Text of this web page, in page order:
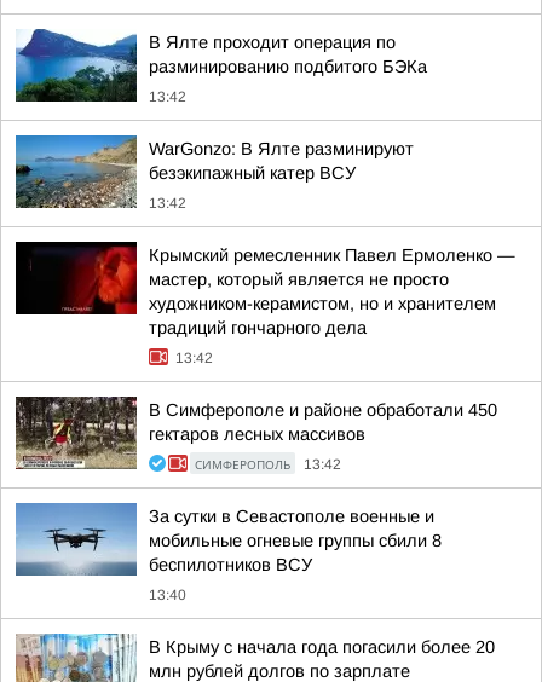
В Ялте проходит операция по
разминированию подбитого БЭКа
13:42
WarGonzo: В Ялте разминируют
безэкипажный катер ВСУ
13:42
Крымский ремесленник Павел Ермоленко —
мастер, который является не просто
художником-керамистом, но и хранителем
традиций гончарного дела
13:42
В Симферополе и районе обработали 450
гектаров лесных массивов
СИМФЕРОПОЛЬ 13:42
За сутки в Севастополе военные и
мобильные огневые группы сбили 8
беспилотников ВСУ
13:40
В Крыму с начала года погасили более 20
млн рублей долгов по зарплате